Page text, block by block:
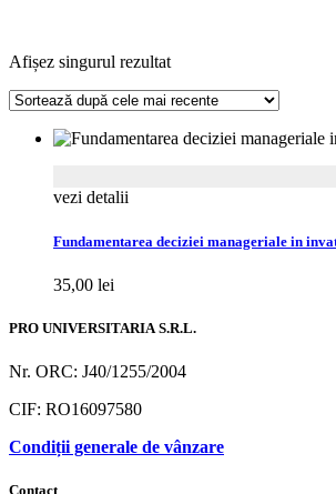
Afișez singurul rezultat
vezi detalii
Fundamentarea deciziei manageriale in
35,00 lei
PRO UNIVERSITARIA S.R.L.
Nr. ORC: J40/1255/2004
CIF: RO16097580
Condiții generale de vânzare